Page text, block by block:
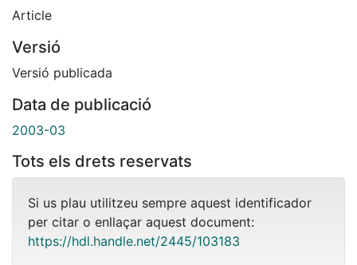
Article
Versió
Versió publicada
Data de publicació
2003-03
Tots els drets reservats
Si us plau utilitzeu sempre aquest identificador
per citar o enllaçar aquest document:
https://hdl.handle.net/2445/103183